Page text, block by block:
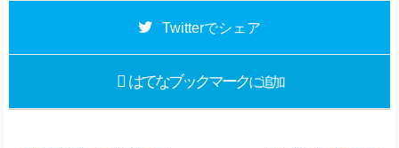
Twitterでシェア
はてなブックマークに追加